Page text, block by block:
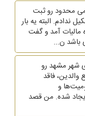
محدود رو ثبت
ندادم. البته یه بار
مالیات آمد و گفت
باشد ن...
شهر مشهد رو
فاقد
و
شده. من قصد